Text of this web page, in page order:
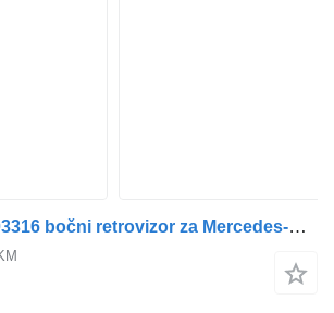
Daimler A9608103316 bočni retrovizor za Mercedes-Benz Antos, Arocs, Actros MP4 (2012-) tegljača